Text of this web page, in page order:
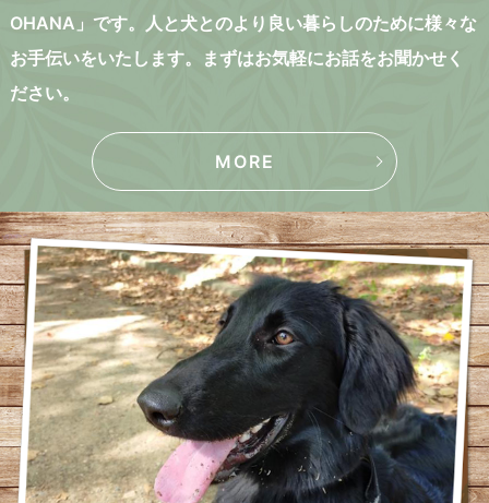
OHANA」です。人と犬とのより良い暮らしのために様々な
お手伝いをいたします。まずはお気軽にお話をお聞かせく
ださい。
MORE